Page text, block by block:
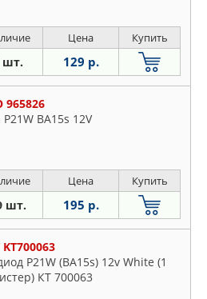
Цена Купить
шт. 129 р.
965826
BA15s 12V
Цена Купить
шт. 195 р.
KT700063
P21W (BA15s) 12v White (1
КТ 700063